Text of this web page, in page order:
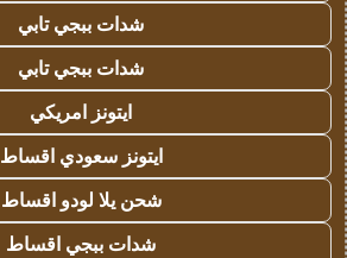
شدات ببجي تابي
شدات ببجي تابي
ايتونز امريكي
ايتونز سعودي اقساط
شحن يلا لودو اقساط
شدات ببجي اقساط